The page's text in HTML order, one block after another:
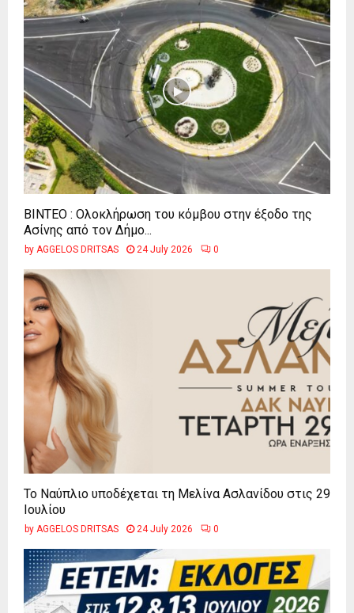
ΒΙΝΤΕΟ : Ολοκλήρωση του κόμβου στην έξοδο της
Ασίνης από τον Δήμο...
by AGGELOS DRITSAS 24 July 2026 0
Το Ναύπλιο υποδέχεται τη Μελίνα Ασλανίδου στις 29
Ιουλίου
by AGGELOS DRITSAS 24 July 2026 0